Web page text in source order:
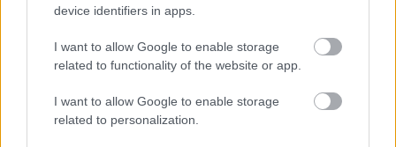
device identifiers in apps.
I want to allow Google to enable storage
related to functionality of the website or app.
I want to allow Google to enable storage
related to personalization.
Bankot robbanthat a Ferrari Max
Verstappen megszerzéséért